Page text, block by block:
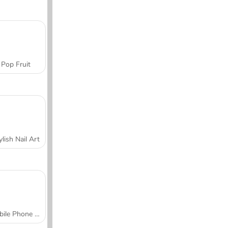
Pop Fruit
Nail Art
Mobile Phone Case Design & DIY